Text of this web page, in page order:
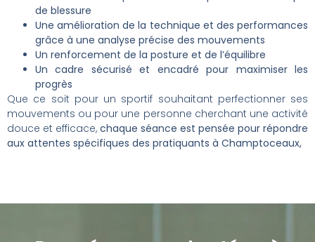
de blessure
Une amélioration de la technique et des performances
grâce à une analyse précise des mouvements
Un renforcement de la posture et de l’équilibre
Un cadre sécurisé et encadré pour maximiser les
progrès
Que ce soit pour un sportif souhaitant perfectionner ses
mouvements ou pour une personne cherchant une activité
douce et efficace, chaque séance est pensée pour répondre
aux attentes spécifiques des pratiquants à Champtoceaux,